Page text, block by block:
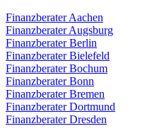
Finanzberater Aachen
Finanzberater Augsburg
Finanzberater Berlin
Finanzberater Bielefeld
Finanzberater Bochum
Finanzberater Bonn
Finanzberater Bremen
Finanzberater Dortmund
Finanzberater Dresden